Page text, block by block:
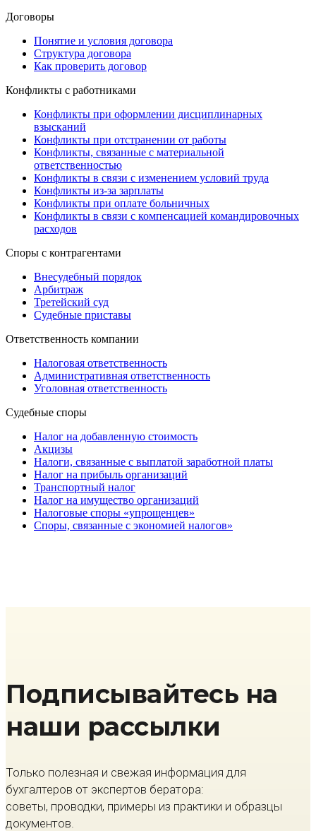
Договоры
Понятие и условия договора
Структура договора
Как проверить договор
Конфликты с работниками
Конфликты при оформлении дисциплинарных
взысканий
Конфликты при отстранении от работы
Конфликты, связанные с материальной
ответственностью
Конфликты в связи с изменением условий труда
Конфликты из-за зарплаты
Конфликты при оплате больничных
Конфликты в связи с компенсацией командировочных
расходов
Споры с контрагентами
Внесудебный порядок
Арбитраж
Третейский суд
Судебные приставы
Ответственность компании
Налоговая ответственность
Административная ответственность
Уголовная ответственность
Судебные споры
Налог на добавленную стоимость
Акцизы
Налоги, связанные с выплатой заработной платы
Налог на прибыль организаций
Транспортный налог
Налог на имущество организаций
Налоговые споры «упрощенцев»
Споры, связанные с экономией налогов»
Подписывайтесь на
наши рассылки
Только полезная и свежая информация для
бухгалтеров от экспертов бератора:
советы, проводки, примеры из практики и образцы
документов.